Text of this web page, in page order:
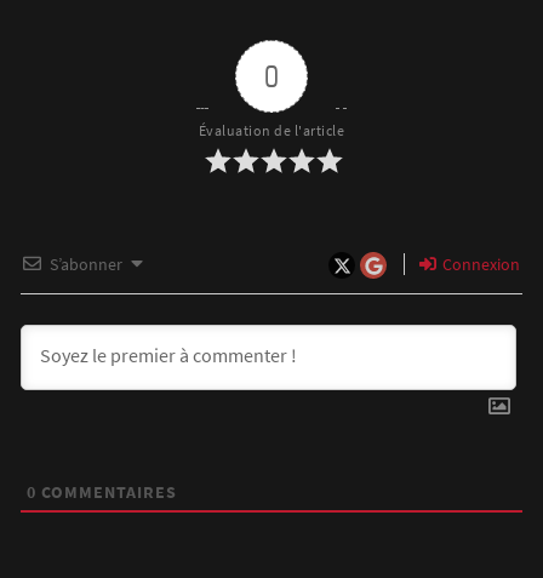
0
Évaluation de l'article
S’abonner Connexion
0 COMMENTAIRES